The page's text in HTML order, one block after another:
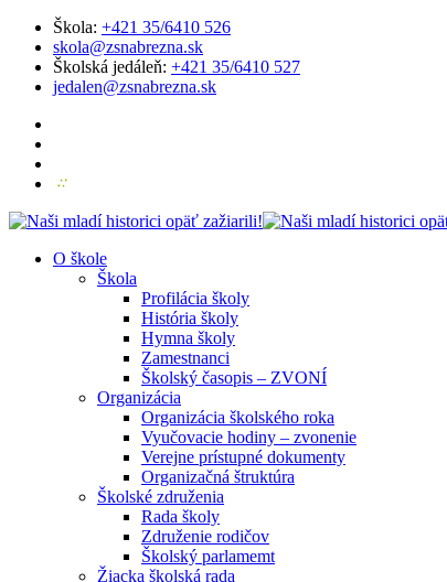
Škola: +421 35/6410 526
skola@zsnabrezna.sk
Školská jedáleň: +421 35/6410 527
jedalen@zsnabrezna.sk
O škole
Škola
Profilácia školy
História školy
Hymna školy
Zamestnanci
Školský časopis – ZVONÍ
Organizácia
Organizácia školského roka
Vyučovacie hodiny – zvonenie
Verejne prístupné dokumenty
Organizačná štruktúra
Školské združenia
Rada školy
Združenie rodičov
Školský parlamemt
Žiacka školská rada